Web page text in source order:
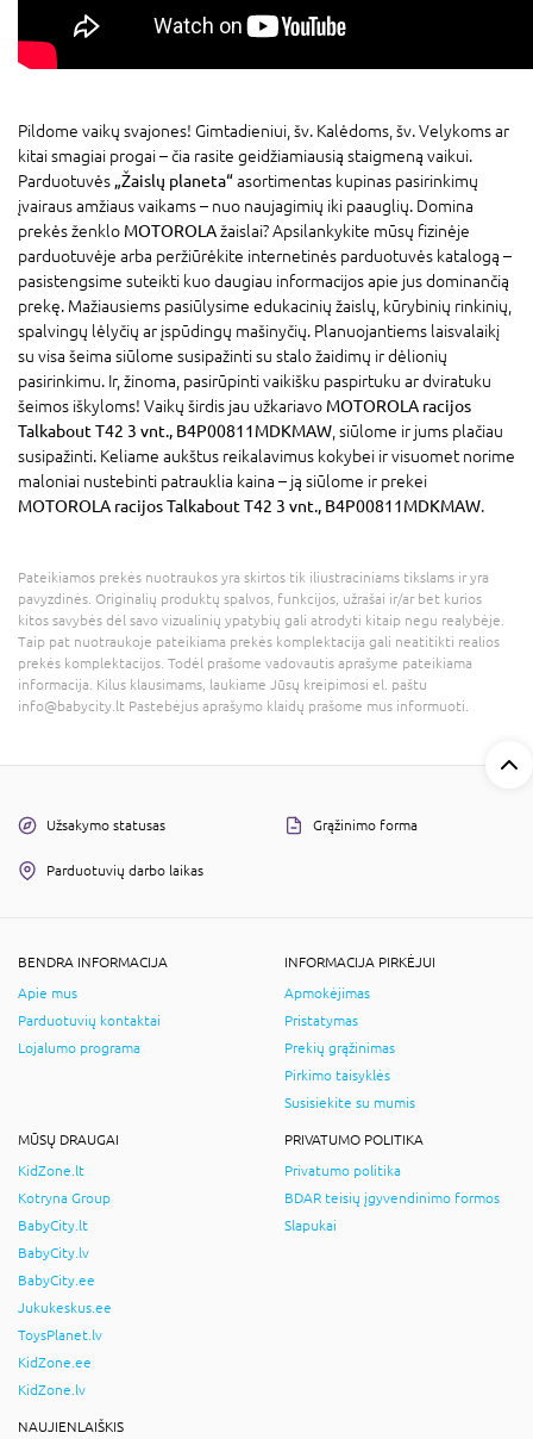
Pildome vaikų svajones! Gimtadieniui, šv. Kalėdoms, šv. Velykoms ar
kitai smagiai progai – čia rasite geidžiamiausią staigmeną vaikui.
Parduotuvės „Žaislų planeta“asortimentas kupinas pasirinkimų
įvairaus amžiaus vaikams – nuo naujagimių iki paauglių. Domina
prekės ženklo MOTOROLAžaislai? Apsilankykite mūsų fizinėje
parduotuvėje arba peržiūrėkite internetinės parduotuvės katalogą –
pasistengsime suteikti kuo daugiau informacijos apie jus dominančią
prekę. Mažiausiems pasiūlysime edukacinių žaislų, kūrybinių rinkinių,
spalvingų lėlyčių ar įspūdingų mašinyčių. Planuojantiems laisvalaikį
su visa šeima siūlome susipažinti su stalo žaidimų ir dėlionių
pasirinkimu. Ir, žinoma, pasirūpinti vaikišku paspirtuku ar dviratuku
šeimos iškyloms! Vaikų širdis jau užkariavo MOTOROLA racijos
Talkabout T42 3 vnt., B4P00811MDKMAW , siūlome ir jums plačiau
susipažinti. Keliame aukštus reikalavimus kokybei ir visuomet norime
maloniai nustebinti patrauklia kaina – ją siūlome ir prekei
MOTOROLA racijos Talkabout T42 3 vnt., B4P00811MDKMAW.
Pateikiamos prekės nuotraukos yra skirtos tik iliustraciniams tikslams ir yra
pavyzdinės. Originalių produktų spalvos, funkcijos, užrašai ir/ar bet kurios
kitos savybės dėl savo vizualinių ypatybių gali atrodyti kitaip negu realybėje.
Taip pat nuotraukoje pateikiama prekės komplektacija gali neatitikti realios
prekės komplektacijos. Todėl prašome vadovautis aprašyme pateikiama
informacija. Kilus klausimams, laukiame Jūsų kreipimosi el. paštu
info@babycity.lt Pastebėjus aprašymo klaidų prašome mus informuoti.
Užsakymo statusas Grąžinimo forma
Parduotuvių darbo laikas
BENDRA INFORMACIJA
Apie mus
Parduotuvių kontaktai
Lojalumo programa
INFORMACIJA PIRKĖJUI
Apmokėjimas
Pristatymas
Prekių grąžinimas
Pirkimo taisyklės
Susisiekite su mumis
MŪSŲ DRAUGAI
KidZone.lt
Kotryna Group
BabyCity.lt
BabyCity.lv
BabyCity.ee
Jukukeskus.ee
ToysPlanet.lv
KidZone.ee
KidZone.lv
PRIVATUMO POLITIKA
Privatumo politika
BDAR teisių įgyvendinimo formos
Slapukai
NAUJIENLAIŠKIS